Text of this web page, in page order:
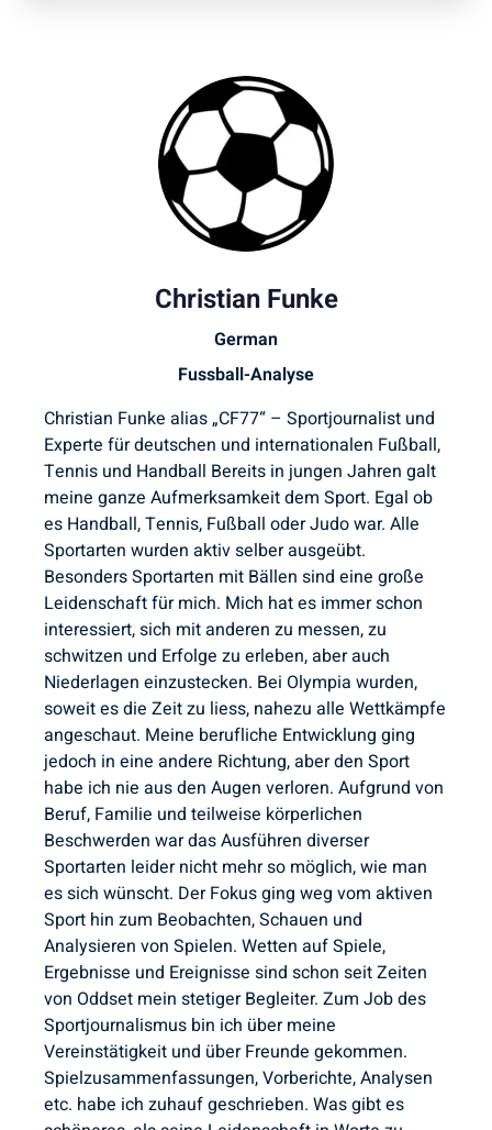
Christian Funke
German
Fussball-Analyse
Christian Funke alias „CF77“ – Sportjournalist und
Experte für deutschen und internationalen Fußball,
Tennis und Handball Bereits in jungen Jahren galt
meine ganze Aufmerksamkeit dem Sport. Egal ob
es Handball, Tennis, Fußball oder Judo war. Alle
Sportarten wurden aktiv selber ausgeübt.
Besonders Sportarten mit Bällen sind eine große
Leidenschaft für mich. Mich hat es immer schon
interessiert, sich mit anderen zu messen, zu
schwitzen und Erfolge zu erleben, aber auch
Niederlagen einzustecken. Bei Olympia wurden,
soweit es die Zeit zu liess, nahezu alle Wettkämpfe
angeschaut. Meine berufliche Entwicklung ging
jedoch in eine andere Richtung, aber den Sport
habe ich nie aus den Augen verloren. Aufgrund von
Beruf, Familie und teilweise körperlichen
Beschwerden war das Ausführen diverser
Sportarten leider nicht mehr so möglich, wie man
es sich wünscht. Der Fokus ging weg vom aktiven
Sport hin zum Beobachten, Schauen und
Analysieren von Spielen. Wetten auf Spiele,
Ergebnisse und Ereignisse sind schon seit Zeiten
von Oddset mein stetiger Begleiter. Zum Job des
Sportjournalismus bin ich über meine
Vereinstätigkeit und über Freunde gekommen.
Spielzusammenfassungen, Vorberichte, Analysen
etc. habe ich zuhauf geschrieben. Was gibt es